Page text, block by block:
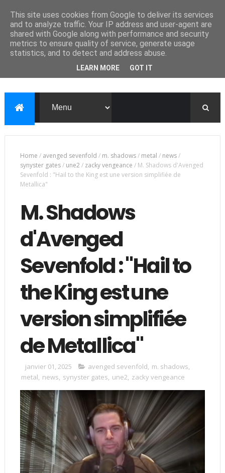
Home / avenged sevenfold / m. shadows/ metal / news/
synyster gates/ une2/ zacky vengeance / M. Shadows d'Avenged
Sevenfold : "Hail to the King est une version simplifiée de
Metallica"
M. Shadows
d'Avenged
Sevenfold : "Hail to
the King est une
version simplifiée
de Metallica"
janvier 01, 2025 avenged sevenfold, m. shadows,
metal, news, synyster gates, une2, zacky vengeance
This site uses cookies from Google to deliver its services
and to analyze traffic. Your IP address and user-agent are
shared with Google along with performance and security
metrics to ensure quality of service, generate usage
statistics, and to detect and address abuse.
LEARN MORE GOT IT